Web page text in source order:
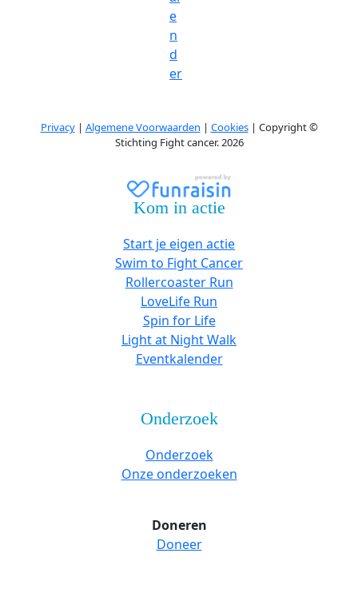
e
n
d
er
Privacy| Algemene Voorwaarden | Cookies| Copyright ©
Stichting Fight cancer. 2026
Kom in actie
Start je eigen actie
Swim to Fight Cancer
Rollercoaster Run
LoveLife Run
Spin for Life
Light at Night Walk
Eventkalender
Onderzoek
Onderzoek
Onze onderzoeken
Doneren
Doneer